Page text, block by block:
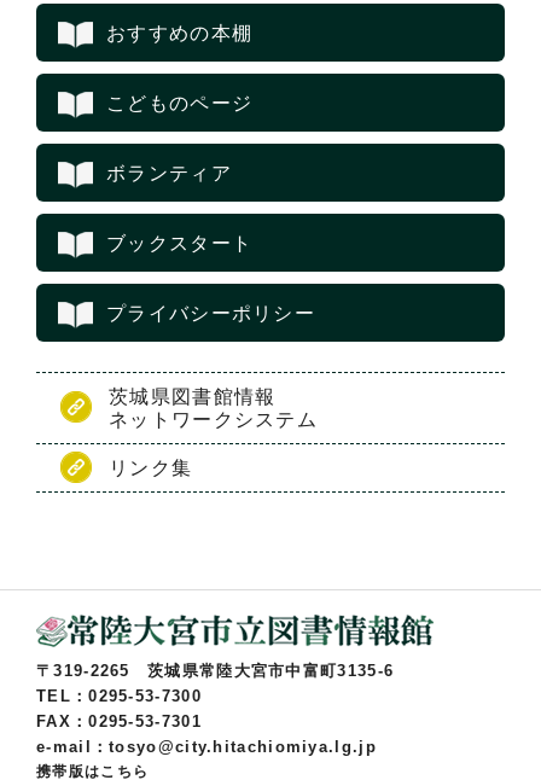
おすすめの本棚
こどものページ
ボランティア
ブックスタート
プライバシーポリシー
茨城県図書館情報
ネットワークシステム
リンク集
〒319-2265 茨城県常陸大宮市中富町3135-6
TEL：0295-53-7300
FAX：0295-53-7301
e-mail：tosyo@city.hitachiomiya.lg.jp
携帯版はこちら